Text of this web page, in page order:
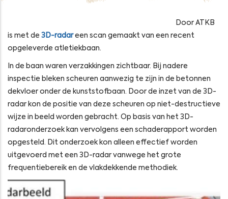
Door ATKB
is met de 3D-radareen scan gemaakt van een recent
opgeleverde atletiekbaan.
In de baan waren verzakkingen zichtbaar. Bij nadere
inspectie bleken scheuren aanwezig te zijn in de betonnen
dekvloer onder de kunststofbaan. Door de inzet van de 3D-
radar kon de positie van deze scheuren op niet-destructieve
wijze in beeld worden gebracht. Op basis van het 3D-
radaronderzoek kan vervolgens een schaderapport worden
opgesteld. Dit onderzoek kon alleen effectief worden
uitgevoerd met een 3D-radar vanwege het grote
frequentiebereik en de vlakdekkende methodiek.